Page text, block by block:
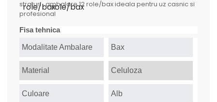
straturi , ambalare 12 role/bax ideala pentru uz casnic si
profesional
Fisa tehnica
Modalitate Ambalare Bax
Material Celuloza
Culoare Alb